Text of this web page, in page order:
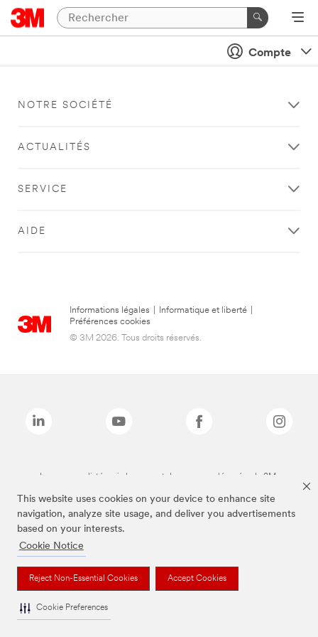
This website uses cookies on your device to enhance site
navigation, analyze site usage, and deliver you advertisements
based on your interests.
Cookie Notice
Reject Non-Essential Cookies Accept Cookies
Cookie Preferences
Compte
NOTRE SOCIÉTÉ
ACTUALITÉS
SERVICE
AIDE
Informations légales Informatique et liberté
Préférences cookies
© 3M 2026. Tous droits réservés.
Les marques listées ci-dessus sont des marques déposées de 3M.